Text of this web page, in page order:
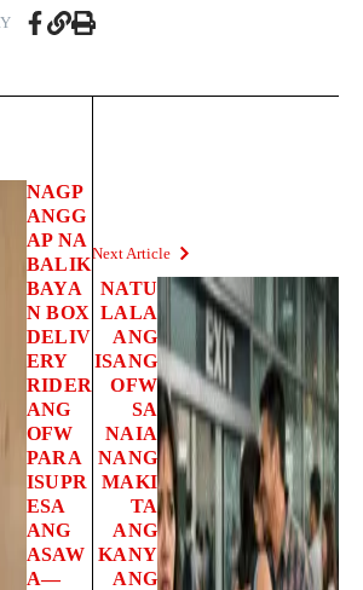
NAGP
ANGG
AP NA
BALIK
BAYA
N BOX
DELIV
ERY
RIDER
ANG
OFW
PARA
ISUPR
ESA
ANG
ASAW
A—
Next Article
NATU
LALA
ANG
ISANG
OFW
SA
NAIA
NANG
MAKI
TA
ANG
KANY
ANG